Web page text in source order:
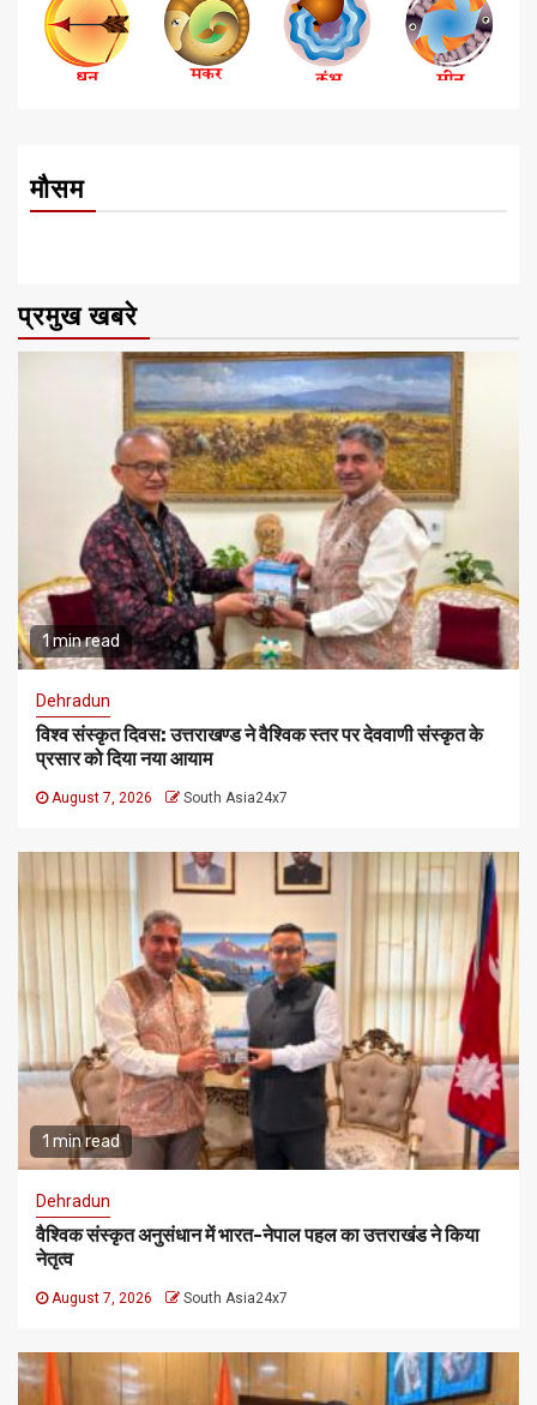
मौसम
प्रमुख खबरे
1 min read
Dehradun
विश्व संस्कृत दिवस: उत्तराखण्ड ने वैश्विक स्तर पर देववाणी संस्कृत के
प्रसार को दिया नया आयाम
August 7, 2026 South Asia24x7
1 min read
Dehradun
वैश्विक संस्कृत अनुसंधान में भारत-नेपाल पहल का उत्तराखंड ने किया
नेतृत्व
August 7, 2026 South Asia24x7